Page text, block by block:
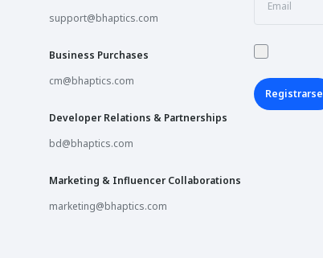
support@bhaptics.com
Business Purchases
cm@bhaptics.com
Developer Relations & Partnerships
bd@bhaptics.com
Marketing & Influencer Collaborations
marketing@bhaptics.com
Registrarse